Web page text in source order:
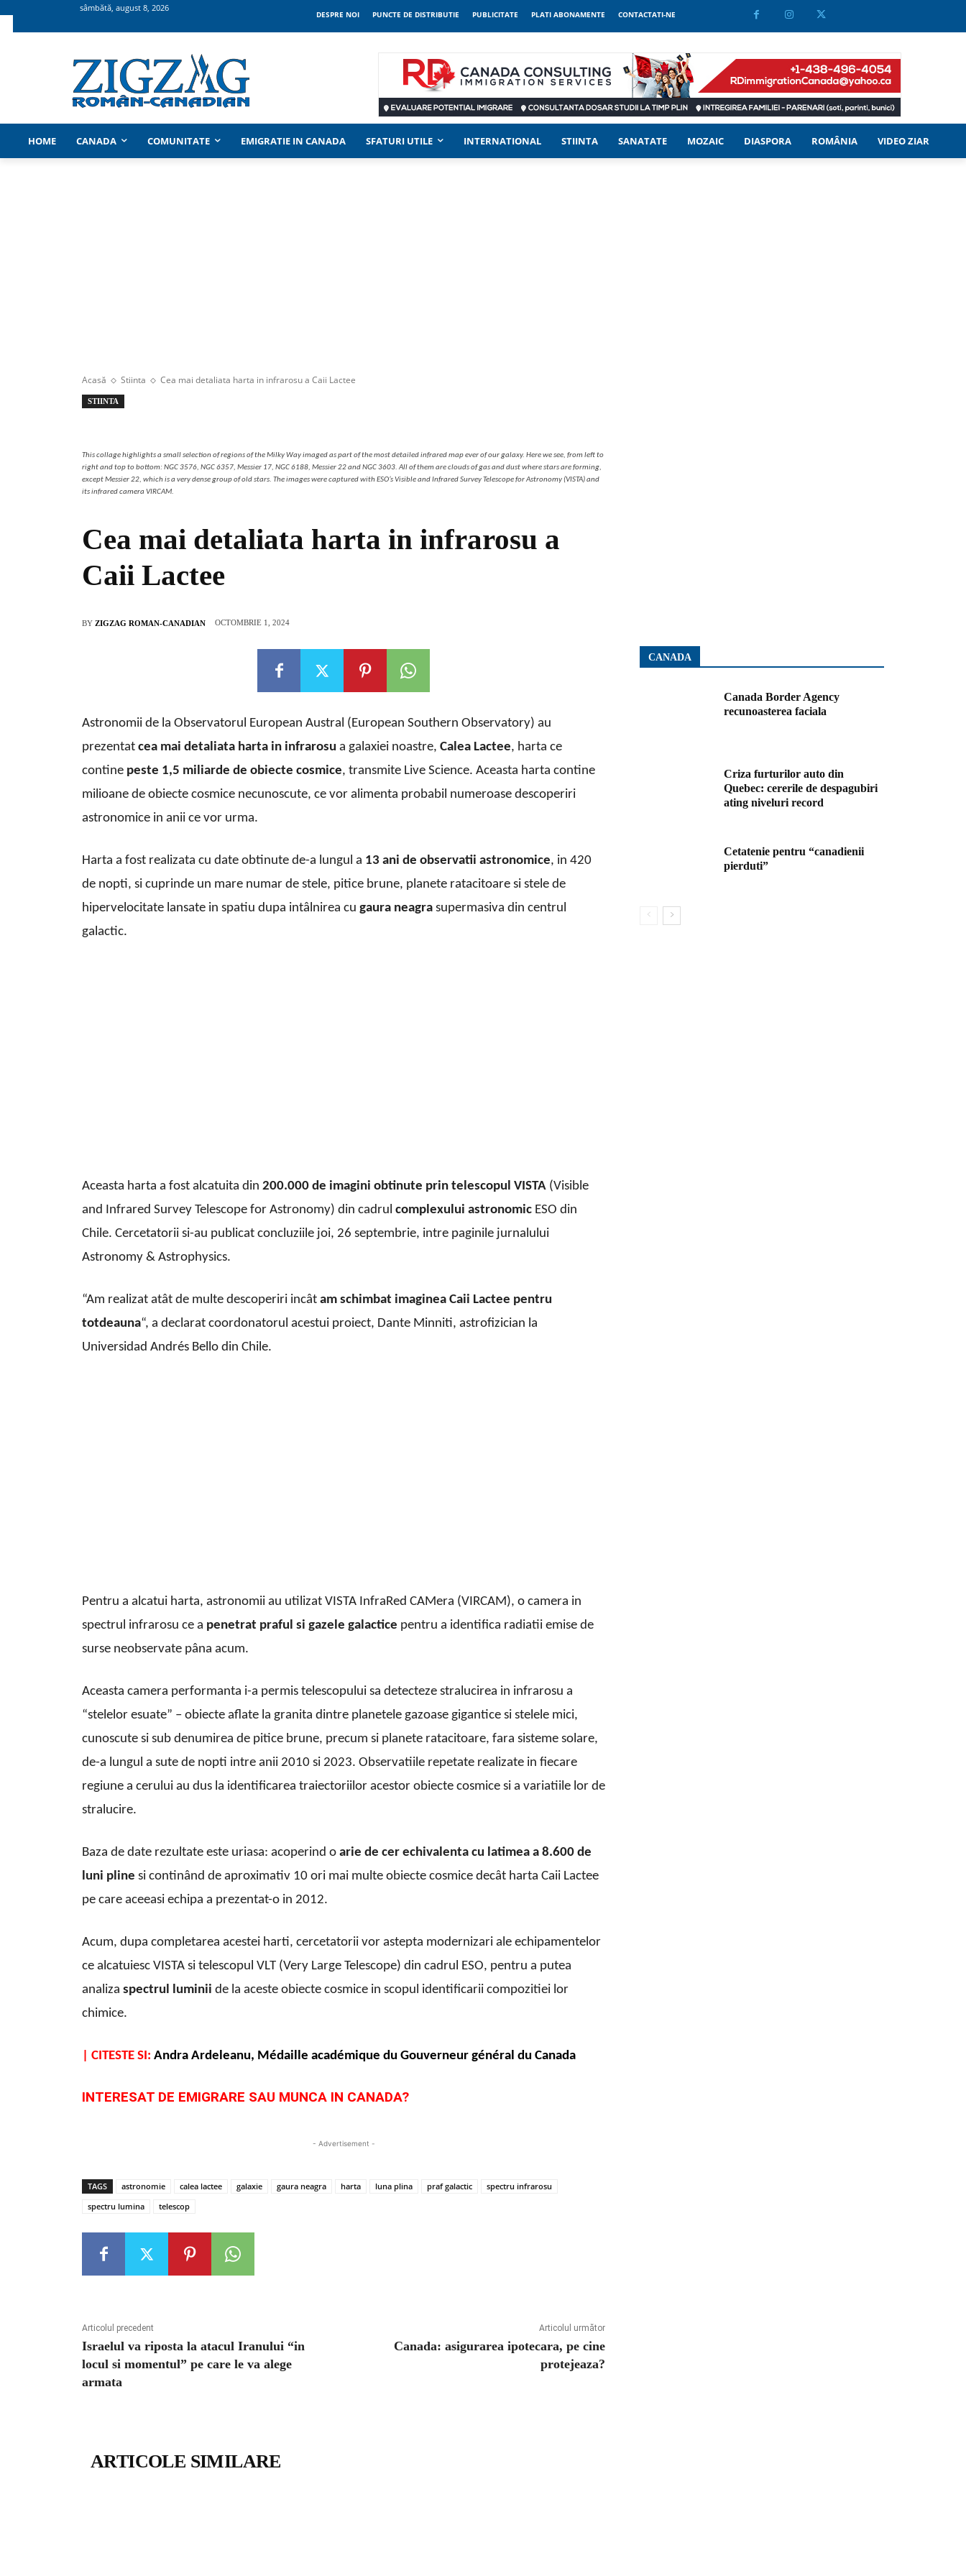
sâmbătă, august 8, 2026
DESPRE NOI PUNCTE DE DISTRIBUTIE PUBLICITATE PLATI ABONAMENTE CONTACTATI-NE
HOME CANADA COMUNITATE EMIGRATIE IN CANADA SFATURI UTILE INTERNATIONAL STIINTA SANATATE MOZAIC DIASPORA ROMÂNIA VIDEO ZIAR
Acasă Stiinta Cea mai detaliata harta in infrarosu a Caii Lactee
STIINTA
This collage highlights a small selection of regions of the Milky Way imaged as part of the most detailed infrared map ever of our galaxy. Here we see, from left to
right and top to bottom: NGC 3576, NGC 6357, Messier 17, NGC 6188, Messier 22 and NGC 3603. All of them are clouds of gas and dust where stars are forming,
except Messier 22, which is a very dense group of old stars. The images were captured with ESO’s Visible and Infrared Survey Telescope for Astronomy (VISTA) and
its infrared camera VIRCAM.
Cea mai detaliata harta in infrarosu a
Caii Lactee
BY ZIGZAG ROMAN-CANADIAN OCTOMBRIE 1, 2024
Astronomii de la Observatorul European Austral (European Southern Observatory) au
prezentat cea mai detaliata harta in infrarosu a galaxiei noastre, Calea Lactee, harta ce
contine peste 1,5 miliarde de obiecte cosmice, transmite Live Science. Aceasta harta contine
milioane de obiecte cosmice necunoscute, ce vor alimenta probabil numeroase descoperiri
astronomice in anii ce vor urma.
Harta a fost realizata cu date obtinute de-a lungul a 13 ani de observatii astronomice, in 420
de nopti, si cuprinde un mare numar de stele, pitice brune, planete ratacitoare si stele de
hipervelocitate lansate in spatiu dupa intâlnirea cu gaura neagra supermasiva din centrul
galactic.
Aceasta harta a fost alcatuita din 200.000 de imagini obtinute prin telescopul VISTA (Visible
and Infrared Survey Telescope for Astronomy) din cadrul complexului astronomic ESO din
Chile. Cercetatorii si-au publicat concluziile joi, 26 septembrie, intre paginile jurnalului
Astronomy & Astrophysics.
“Am realizat atât de multe descoperiri incât am schimbat imaginea Caii Lactee pentru
totdeauna“, a declarat coordonatorul acestui proiect, Dante Minniti, astrofizician la
Universidad Andrés Bello din Chile.
Pentru a alcatui harta, astronomii au utilizat VISTA InfraRed CAMera (VIRCAM), o camera in
spectrul infrarosu ce a penetrat praful si gazele galactice pentru a identifica radiatii emise de
surse neobservate pâna acum.
Aceasta camera performanta i-a permis telescopului sa detecteze stralucirea in infrarosu a
“stelelor esuate” – obiecte aflate la granita dintre planetele gazoase gigantice si stelele mici,
cunoscute si sub denumirea de pitice brune, precum si planete ratacitoare, fara sisteme solare,
de-a lungul a sute de nopti intre anii 2010 si 2023. Observatiile repetate realizate in fiecare
regiune a cerului au dus la identificarea traiectoriilor acestor obiecte cosmice si a variatiile lor de
stralucire.
Baza de date rezultate este uriasa: acoperind o arie de cer echivalenta cu latimea a 8.600 de
luni pline si continând de aproximativ 10 ori mai multe obiecte cosmice decât harta Caii Lactee
pe care aceeasi echipa a prezentat-o in 2012.
Acum, dupa completarea acestei harti, cercetatorii vor astepta modernizari ale echipamentelor
ce alcatuiesc VISTA si telescopul VLT (Very Large Telescope) din cadrul ESO, pentru a putea
analiza spectrul luminii de la aceste obiecte cosmice in scopul identificarii compozitiei lor
chimice.
| CITESTE SI: Andra Ardeleanu, Médaille académique du Gouverneur général du Canada
INTERESAT DE EMIGRARE SAU MUNCA IN CANADA?
- Advertisement -
TAGS astronomie calea lactee galaxie gaura neagra harta luna plina praf galactic
spectru infrarosu
spectru lumina
telescop
Articolul precedent
Israelul va riposta la atacul Iranului “in
locul si momentul” pe care le va alege
armata
Articolul următor
Canada: asigurarea ipotecara, pe cine
protejeaza?
ARTICOLE SIMILARE
CANADA
Canada Border Agency
recunoasterea faciala
Criza furturilor auto din
Quebec: cererile de despagubiri
ating niveluri record
Cetatenie pentru “canadienii
pierduti”